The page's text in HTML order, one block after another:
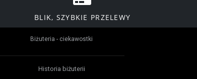
BLIK, SZYBKIE PRZELEWY
Biżuteria - ciekawostki
Historia biżuterii